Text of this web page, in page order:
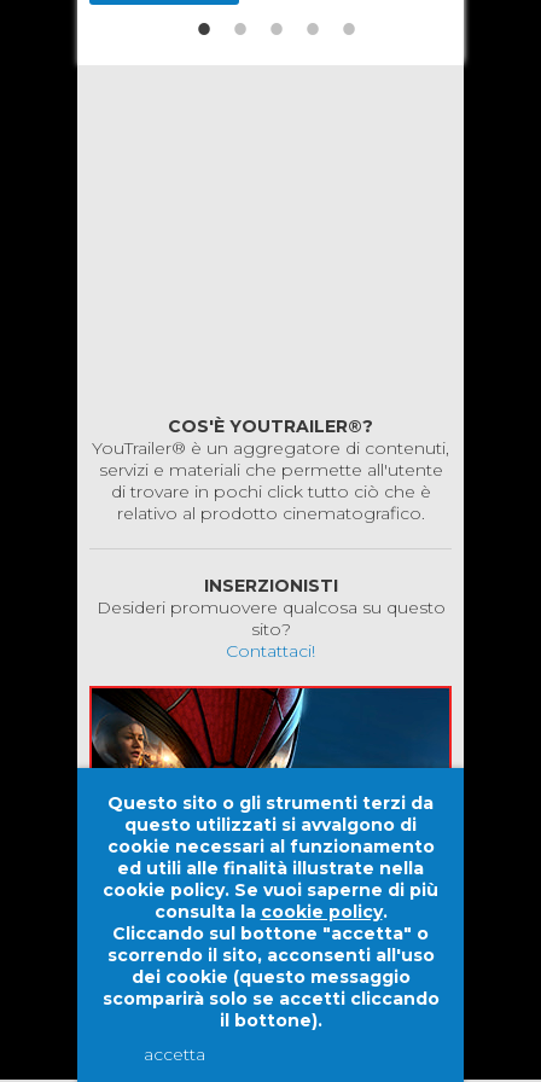
Questo sito o gli strumenti terzi da
questo utilizzati si avvalgono di
cookie necessari al funzionamento
ed utili alle finalità illustrate nella
cookie policy. Se vuoi saperne di più
consulta la cookie policy.
Cliccando sul bottone "accetta" o
scorrendo il sito, acconsenti all'uso
dei cookie (questo messaggio
scomparirà solo se accetti cliccando
il bottone).
accetta
COS'È YOUTRAILER®?
YouTrailer® è un aggregatore di contenuti,
servizi e materiali che permette all'utente
di trovare in pochi click tutto ciò che è
relativo al prodotto cinematografico.
INSERZIONISTI
Desideri promuovere qualcosa su questo
sito?
Contattaci!
Dwarf Venture S.r.l.2026 © Tutti i diritti